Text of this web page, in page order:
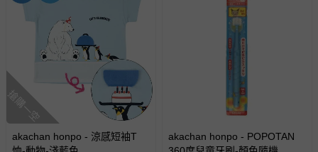
搶購一空
akachan honpo - 涼感短袖T
akachan honpo - POPOTAN